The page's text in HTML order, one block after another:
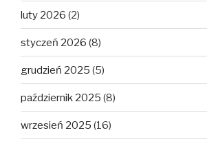
luty 2026 (2)
styczeń 2026 (8)
grudzień 2025 (5)
październik 2025 (8)
wrzesień 2025 (16)